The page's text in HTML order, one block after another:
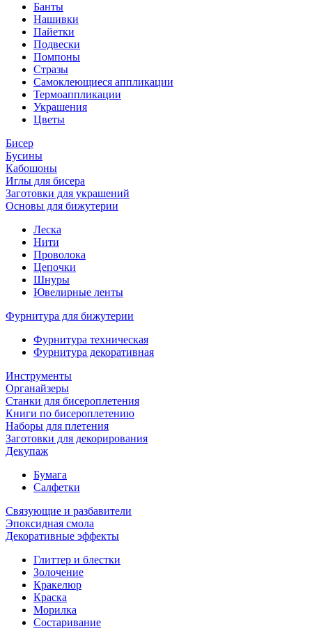
Банты
Нашивки
Пайетки
Подвески
Помпоны
Стразы
Самоклеющиеся аппликации
Термоаппликации
Украшения
Цветы
Бисер
Бусины
Кабошоны
Иглы для бисера
Заготовки для украшений
Основы для бижутерии
Леска
Нити
Проволока
Цепочки
Шнуры
Ювелирные ленты
Фурнитура для бижутерии
Фурнитура техническая
Фурнитура декоративная
Инструменты
Органайзеры
Станки для бисероплетения
Книги по бисероплетению
Наборы для плетения
Заготовки для декорирования
Декупаж
Бумага
Салфетки
Связующие и разбавители
Эпоксидная смола
Декоративные эффекты
Глиттер и блестки
Золочение
Кракелюр
Краска
Морилка
Состаривание